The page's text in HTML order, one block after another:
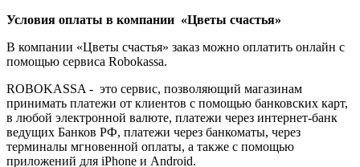
Условия оплаты в компании «Цветы счастья»
В компании «Цветы счастья» заказ можно оплатить онлайн с
помощью сервиса Robokassa.
ROBOKASSA - это сервис, позволяющий магазинам
принимать платежи от клиентов с помощью банковских карт,
в любой электронной валюте, платежи через интернет-банк
ведущих Банков РФ, платежи через банкоматы, через
терминалы мгновенной оплаты, а также с помощью
приложений для iPhone и Android.